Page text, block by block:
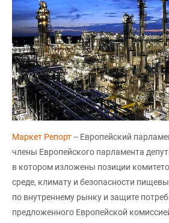
Маркет Репорт-- Европейский
члены Европейского парламента
в котором изложены позиции
среде, климату и безопасности
по внутреннему рынку и защите
предложенного Европейской